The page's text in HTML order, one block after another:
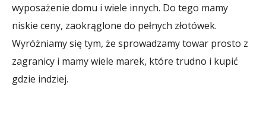
wyposażenie domu i wiele innych. Do tego mamy
niskie ceny, zaokrąglone do pełnych złotówek.
Wyróżniamy się tym, że sprowadzamy towar prosto z
zagranicy i mamy wiele marek, które trudno i kupić
gdzie indziej.